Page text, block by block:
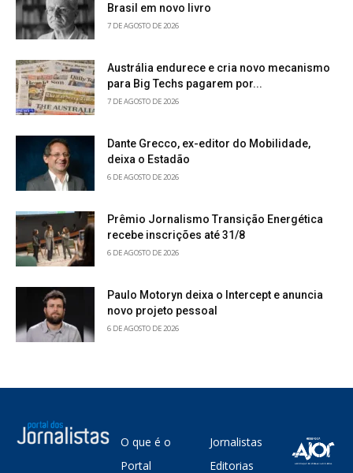
Brasil em novo livro
7 DE AGOSTO DE 2026
Austrália endurece e cria novo mecanismo
para Big Techs pagarem por...
7 DE AGOSTO DE 2026
Dante Grecco, ex-editor do Mobilidade,
deixa o Estadão
6 DE AGOSTO DE 2026
Prêmio Jornalismo Transição Energética
recebe inscrições até 31/8
6 DE AGOSTO DE 2026
Paulo Motoryn deixa o Intercept e anuncia
novo projeto pessoal
6 DE AGOSTO DE 2026
O que é o
Portal
Jornalistas
Editorias